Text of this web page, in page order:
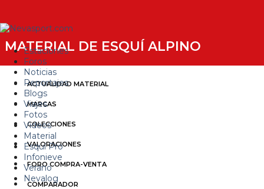
Estaciones
Foros
Noticias
Reportajes
Blogs
Viajes
Fotos
Videos
Material
Esquí Pro
Infonieve
Verano
Nevalog
MATERIAL DE ESQUÍ ALPINO
ACTUALIDAD MATERIAL
MARCAS
COLECCIONES
VALORACIONES
FORO COMPRA-VENTA
COMPARADOR